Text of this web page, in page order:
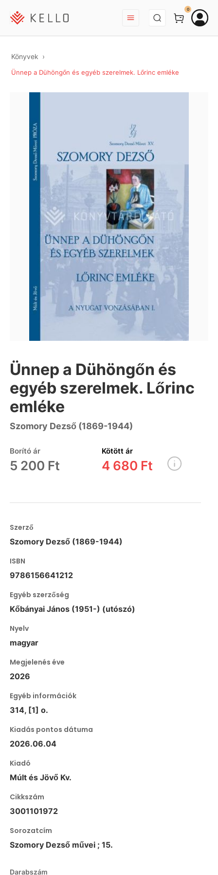
BEJELENTKEZÉS
0
Könyvek
Ünnep a Dühöngőn és egyéb szerelmek. Lőrinc emléke
Ünnep a Dühöngőn és
egyéb szerelmek. Lőrinc
emléke
Szomory Dezső (1869-1944)
Borító ár
5 200 Ft
Kötött ár
4 680 Ft
Szerző
Szomory Dezső (1869-1944)
ISBN
9786156641212
Egyéb szerzőség
Kőbányai János (1951-) (utószó)
Nyelv
magyar
Megjelenés éve
2026
Egyéb információk
314, [1] o.
Kiadás pontos dátuma
2026.06.04
Kiadó
Múlt és Jövő Kv.
Cikkszám
3001101972
Sorozatcím
Szomory Dezső művei ; 15.
Darabszám